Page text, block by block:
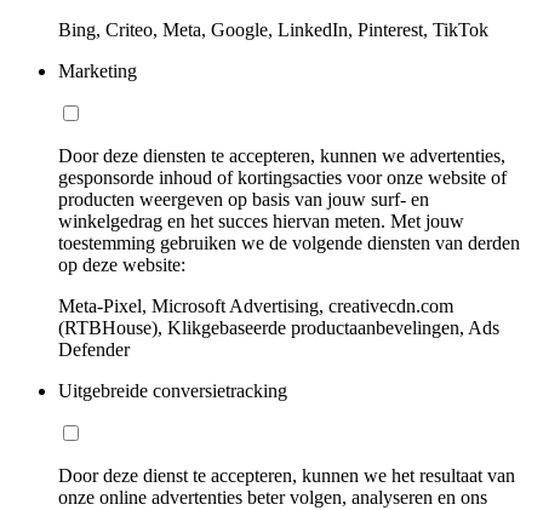
Bing, Criteo, Meta, Google, LinkedIn, Pinterest, TikTok
Marketing
Door deze diensten te accepteren, kunnen we advertenties,
gesponsorde inhoud of kortingsacties voor onze website of
producten weergeven op basis van jouw surf- en
winkelgedrag en het succes hiervan meten. Met jouw
toestemming gebruiken we de volgende diensten van derden
op deze website:
Meta-Pixel, Microsoft Advertising, creativecdn.com
(RTBHouse), Klikgebaseerde productaanbevelingen, Ads
Defender
Uitgebreide conversietracking
Door deze dienst te accepteren, kunnen we het resultaat van
onze online advertenties beter volgen, analyseren en ons